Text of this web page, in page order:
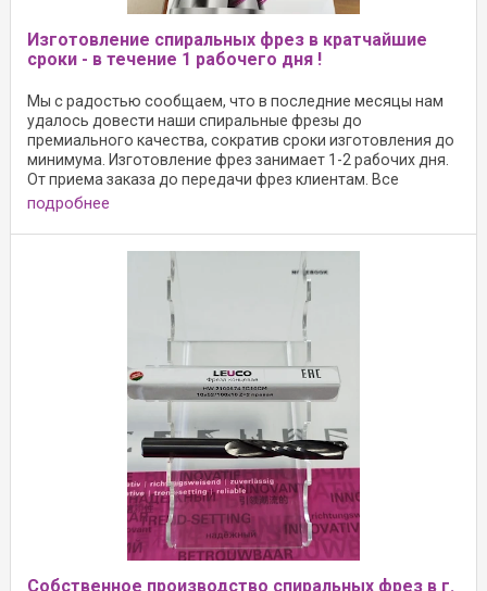
Изготовление спиральных фрез в кратчайшие
сроки - в течение 1 рабочего дня !
Мы с радостью сообщаем, что в последние месяцы нам
удалось довести наши спиральные фрезы до
премиального качества, сократив сроки изготовления до
минимума. Изготовление фрез занимает 1-2 рабочих дня.
От приема заказа до передачи фрез клиентам. Все
подробнее
Собственное производство спиральных фрез в г.